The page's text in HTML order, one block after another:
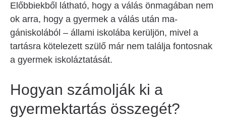
Előbbiekből látható, hogy a válás önmagában nem
ok arra, hogy a gyermek a válás után ma-
gániskolából – állami iskolába kerüljön, mivel a
tartásra kötelezett szülő már nem találja fontosnak
a gyermek iskoláztatását.
Hogyan számolják ki a
gyermektartás összegét?